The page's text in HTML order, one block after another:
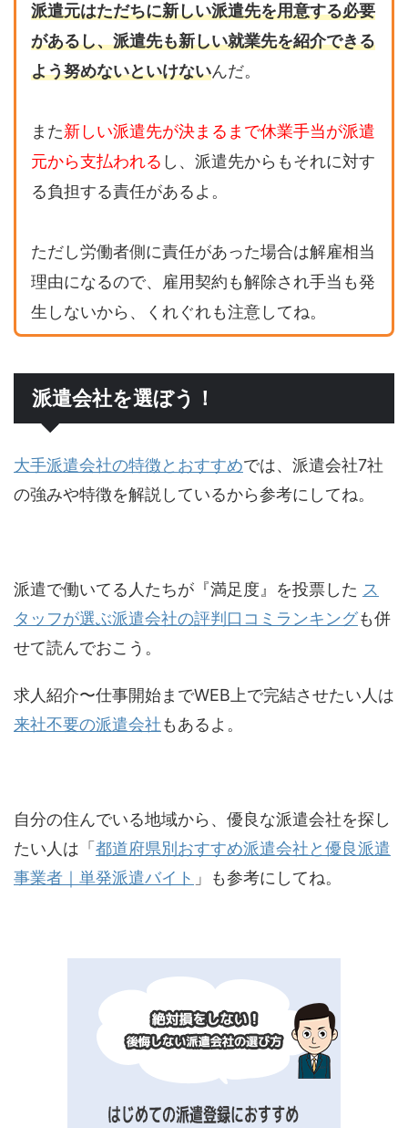
派遣元はただちに新しい派遣先を用意する必要
があるし、派遣先も新しい就業先を紹介できる
よう努めないといけないんだ。
また新しい派遣先が決まるまで休業手当が派遣
元から支払われる し、派遣先からもそれに対す
る負担する責任があるよ。
ただし労働者側に責任があった場合は解雇相当
理由になるので、雇用契約も解除され手当も発
生しないから、くれぐれも注意してね。
派遣会社を選ぼう！
大手派遣会社の特徴とおすすめでは、派遣会社7社
の強みや特徴を解説しているから参考にしてね。
派遣で働いてる人たちが『満足度』を投票した ス
タッフが選ぶ派遣会社の評判口コミランキングも併
せて読んでおこう。
求人紹介〜仕事開始までWEB上で完結させたい人は
来社不要の派遣会社もあるよ。
自分の住んでいる地域から、優良な派遣会社を探し
たい人は「 都道府県別おすすめ派遣会社と優良派遣
事業者｜単発派遣バイト 」も参考にしてね。